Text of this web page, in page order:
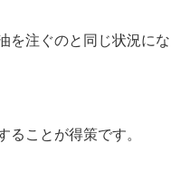
を注ぐのと同じ状況にな
ことが得策です。